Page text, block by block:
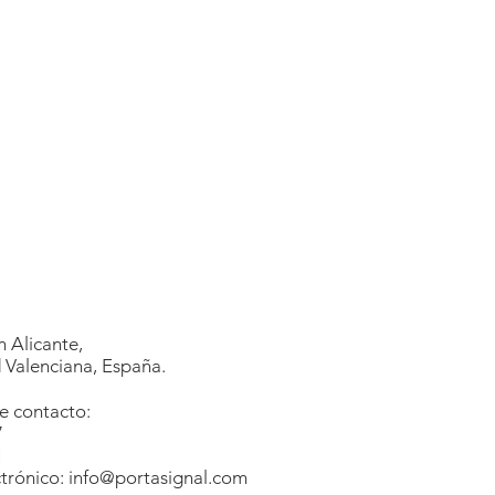
Alicante,
España.
contacto:
info@portasignal.com